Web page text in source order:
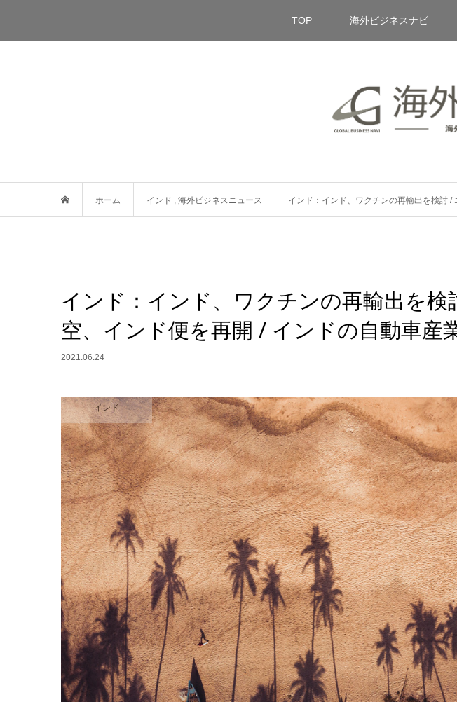
TOP 海外ビジネスナビ
ホーム インド , 海外ビジネスニュース インド：インド、ワクチンの再輸出を検討
インド：インド、ワクチンの再輸出を
空、インド便を再開 / インドの自動車産
2021.06.24
インド